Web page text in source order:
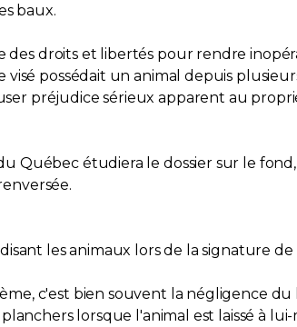
baux.
droits et libertés pour rendre
possédait un animal depuis
préjudice sérieux apparent au
Québec étudiera le dossier sur le
les animaux lors de la signature de
c'est bien souvent la négligence du
lorsque l'animal est laissé à